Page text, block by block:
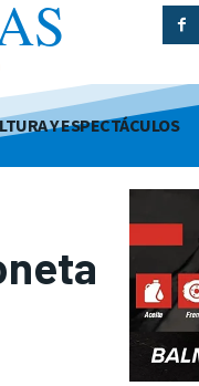
Y ESPECTÁCULOS